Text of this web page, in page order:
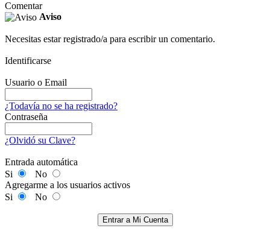
Comentar
Aviso
Necesitas estar registrado/a para escribir un comentario.
Identificarse
Usuario o Email
¿Todavía no se ha registrado?
Contraseña
¿Olvidó su Clave?
Entrada automática
Si
No
Agregarme a los usuarios activos
Si
No
Entrar a Mi Cuenta